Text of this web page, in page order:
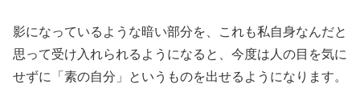
影になっているような暗い部分を、これも私自身なんだと
思って受け入れられるようになると、今度は人の目を気に
せずに「素の自分」というものを出せるようになります。